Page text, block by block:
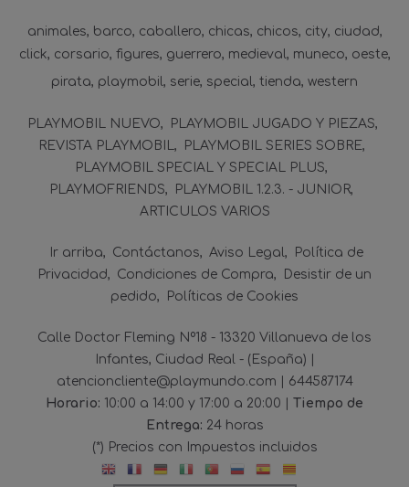
animales barco caballero chicas chicos city ciudad
click corsario figures guerrero medieval muneco oeste
pirata playmobil serie special tienda western
PLAYMOBIL NUEVO
PLAYMOBIL JUGADO Y PIEZAS
REVISTA PLAYMOBIL
PLAYMOBIL SERIES SOBRE
PLAYMOBIL SPECIAL Y SPECIAL PLUS
PLAYMOFRIENDS
PLAYMOBIL 1.2.3. - JUNIOR
ARTICULOS VARIOS
Ir arriba Contáctanos Aviso Legal
Política de
Privacidad
Condiciones de Compra
Desistir de un
pedido
Políticas de Cookies
Calle Doctor Fleming Nº18 - 13320 Villanueva de los
Infantes, Ciudad Real - (España) |
atencioncliente@playmundo.com | 644587174
Horario: 10:00 a 14:00 y 17:00 a 20:00 | Tiempo de
Entrega: 24 horas
(*) Precios con Impuestos incluidos